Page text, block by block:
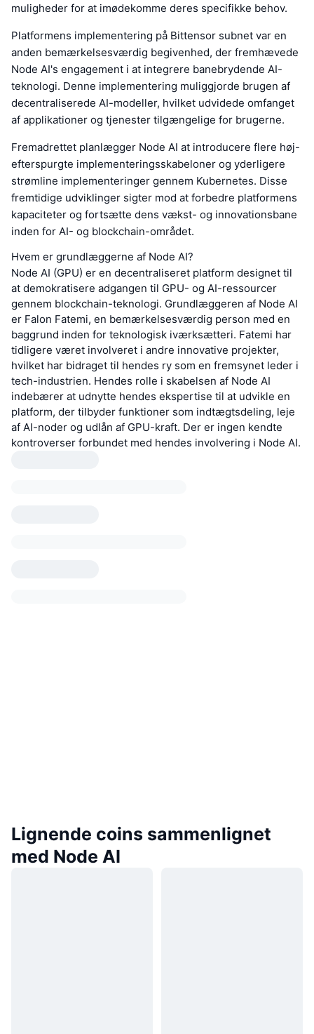
muligheder for at imødekomme deres specifikke behov.
Platformens implementering på Bittensor subnet var en
anden bemærkelsesværdig begivenhed, der fremhævede
Node AI's engagement i at integrere banebrydende AI-
teknologi. Denne implementering muliggjorde brugen af
decentraliserede AI-modeller, hvilket udvidede omfanget
af applikationer og tjenester tilgængelige for brugerne.
Fremadrettet planlægger Node AI at introducere flere høj-
efterspurgte implementeringsskabeloner og yderligere
strømline implementeringer gennem Kubernetes. Disse
fremtidige udviklinger sigter mod at forbedre platformens
kapaciteter og fortsætte dens vækst- og innovationsbane
inden for AI- og blockchain-området.
Hvem er grundlæggerne af Node AI?
Node AI (GPU) er en decentraliseret platform designet til
at demokratisere adgangen til GPU- og AI-ressourcer
gennem blockchain-teknologi. Grundlæggeren af Node AI
er Falon Fatemi, en bemærkelsesværdig person med en
baggrund inden for teknologisk iværksætteri. Fatemi har
tidligere været involveret i andre innovative projekter,
hvilket har bidraget til hendes ry som en fremsynet leder i
tech-industrien. Hendes rolle i skabelsen af Node AI
indebærer at udnytte hendes ekspertise til at udvikle en
platform, der tilbyder funktioner som indtægtsdeling, leje
af AI-noder og udlån af GPU-kraft. Der er ingen kendte
kontroverser forbundet med hendes involvering i Node AI.
Lignende coins sammenlignet
med Node AI